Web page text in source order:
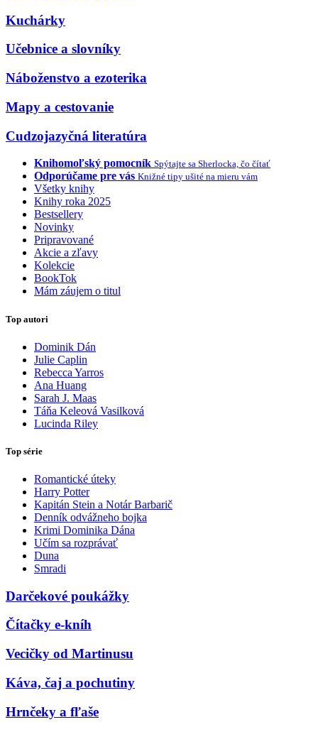
Kuchárky
Učebnice a slovníky
Náboženstvo a ezoterika
Mapy a cestovanie
Cudzojazyčná literatúra
Knihomoľský pomocník Spýtajte sa Sherlocka, čo čítať
Odporúčame pre vás Knižné tipy ušité na mieru vám
Všetky knihy
Knihy roka 2025
Bestsellery
Novinky
Pripravované
Akcie a zľavy
Kolekcie
BookTok
Mám záujem o titul
Top autori
Dominik Dán
Julie Caplin
Rebecca Yarros
Ana Huang
Sarah J. Maas
Táňa Keleová Vasilková
Lucinda Riley
Top série
Romantické úteky
Harry Potter
Kapitán Stein a Notár Barbarič
Denník odvážneho bojka
Krimi Dominika Dána
Učím sa rozprávať
Duna
Smradi
Darčekové poukážky
Čítačky e-kníh
Vecičky od Martinusu
Káva, čaj a pochutiny
Hrnčeky a fľaše